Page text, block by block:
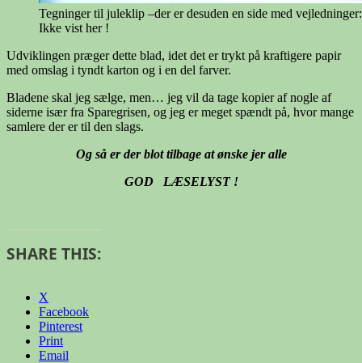
Tegninger til juleklip –der er desuden en side med vejledninger:
Ikke vist her !
Udviklingen præger dette blad, idet det er trykt på kraftigere papir
med omslag i tyndt karton og i en del farver.
Bladene skal jeg sælge, men… jeg vil da tage kopier af nogle af
siderne især fra Sparegrisen, og jeg er meget spændt på, hvor mange
samlere der er til den slags.
Og så er der blot tilbage at ønske jer alle
GOD LÆSELYST !
SHARE THIS:
X
Facebook
Pinterest
Print
Email